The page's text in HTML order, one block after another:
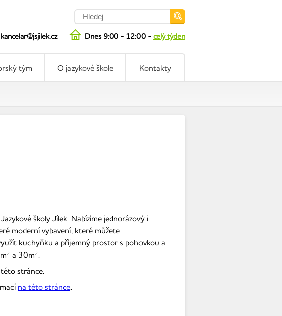
kancelar@jsjilek.cz Dnes 9:00 - 12:00 - celý týden
tým O jazykové škole Kontakty
školy Jílek. Nabízíme jednorázový i
moderní vybavení, které můžete
kuchyňku a příjemný prostor s pohovkou a
a 30m².
stránce.
na této stránce.